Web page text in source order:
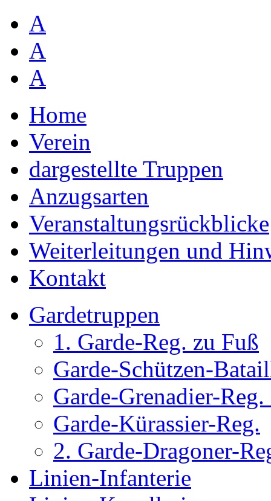
A
A
A
Home
Verein
dargestellte Truppen
Anzugsarten
Veranstaltungsrückblicke
Weiterleitungen und
Kontakt
Gardetruppen
1. Garde-Reg. zu Fuß
Garde-Schützen-
Garde-Grenadier-
Garde-Kürassier-Reg.
2. Garde-Dragoner-
Linien-Infanterie